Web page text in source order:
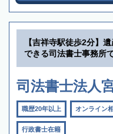
【吉祥寺駅徒歩2分】
できる司法書士事務所
司法書士法人
職歴20年以上 オンライン
行政書士在籍